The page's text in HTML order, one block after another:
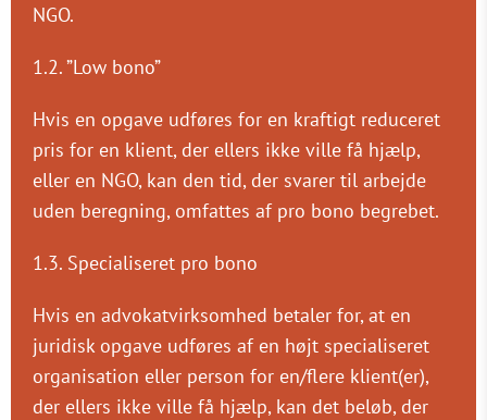
NGO.
1.2. ”Low bono”
Hvis en opgave udføres for en kraftigt reduceret
pris for en klient, der ellers ikke ville få hjælp,
eller en NGO, kan den tid, der svarer til arbejde
uden beregning, omfattes af pro bono begrebet.
1.3. Specialiseret pro bono
Hvis en advokatvirksomhed betaler for, at en
juridisk opgave udføres af en højt specialiseret
organisation eller person for en/flere klient(er),
der ellers ikke ville få hjælp, kan det beløb, der